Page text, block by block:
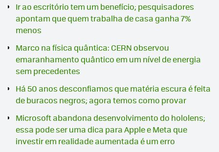
Ir ao escritório tem um benefício; pesquisadores
apontam que quem trabalha de casa ganha 7%
menos
Marco na física quântica: CERN observou
emaranhamento quântico em um nível de energia
sem precedentes
Há 50 anos desconfiamos que matéria escura é feita
de buracos negros; agora temos como provar
Microsoft abandona desenvolvimento do hololens;
essa pode ser uma dica para Apple e Meta que
investir em realidade aumentada é um erro